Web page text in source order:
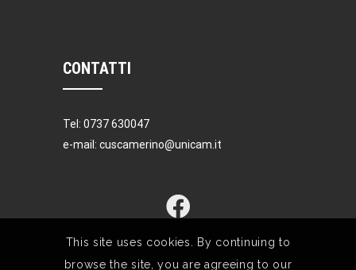
CONTATTI
Tel: 0737 630047
e-mail: cuscamerino@unicam.it
This site uses cookies. By continuing to
browse the site, you are agreeing to our